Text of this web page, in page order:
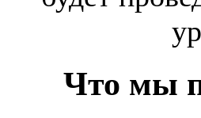
Что мы